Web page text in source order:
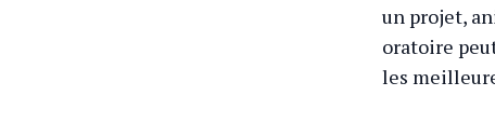
un projet,
oratoire
les